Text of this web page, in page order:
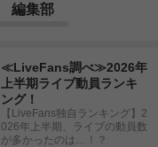
編集部
≪LiveFans調べ≫2026年
上半期ライブ動員ランキ
ング！
【LiveFans独自ランキング】2
026年上半期、ライブの動員数
が多かったのは…！？